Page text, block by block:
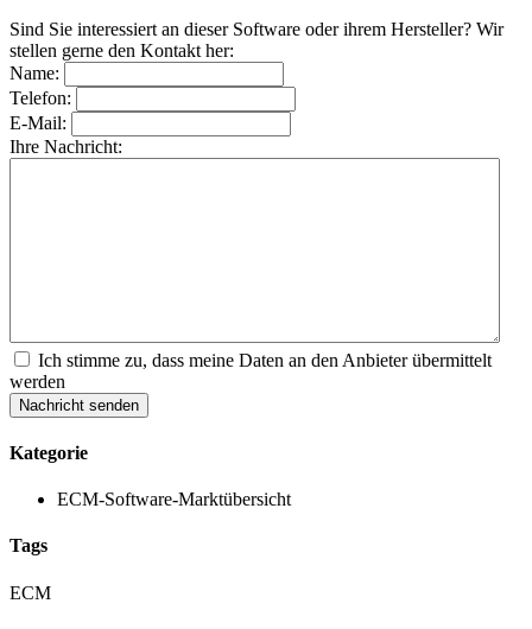
Sind Sie interessiert an dieser Software oder ihrem Hersteller? Wir
stellen gerne den Kontakt her:
Name:
Telefon:
E-Mail:
Ihre Nachricht:
Ich stimme zu, dass meine Daten an den Anbieter übermittelt
werden
Nachricht senden
Kategorie
ECM-Software-Marktübersicht
Tags
ECM